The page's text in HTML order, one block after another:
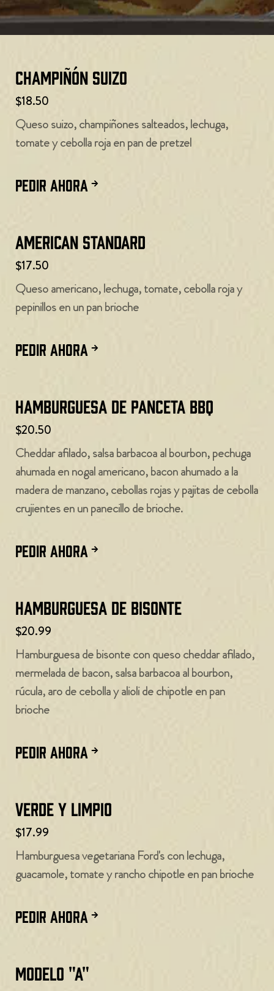
Champiñón suizo
$18.50
Queso suizo, champiñones salteados, lechuga,
tomate y cebolla roja en pan de pretzel
PEDIR AHORA
American Standard
$17.50
Queso americano, lechuga, tomate, cebolla roja y
pepinillos en un pan brioche
PEDIR AHORA
Hamburguesa de panceta BBQ
$20.50
Cheddar afilado, salsa barbacoa al bourbon, pechuga
ahumada en nogal americano, bacon ahumado a la
madera de manzano, cebollas rojas y pajitas de cebolla
crujientes en un panecillo de brioche.
PEDIR AHORA
Hamburguesa de bisonte
$20.99
Hamburguesa de bisonte con queso cheddar afilado,
mermelada de bacon, salsa barbacoa al bourbon,
rúcula, aro de cebolla y alioli de chipotle en pan
brioche
PEDIR AHORA
Verde y limpio
$17.99
Hamburguesa vegetariana Ford's con lechuga,
guacamole, tomate y rancho chipotle en pan brioche
PEDIR AHORA
Modelo "A"